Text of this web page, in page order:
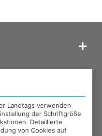
LANDTAGS
Landtags verwenden
der Schriftgröße
Detaillierte
von Cookies auf